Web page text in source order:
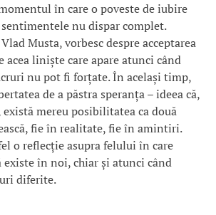
în care o poveste de iubire
nu dispar complet.
Musta, vorbesc despre acceptarea
acea liniște care apare atunci când
nu pot fi forțate. În același timp,
de a păstra speranța – ideea că,
mereu posibilitatea ca două
fie în realitate, fie în amintiri.
o reflecție asupra felului în care
în noi, chiar și atunci când
diferite.